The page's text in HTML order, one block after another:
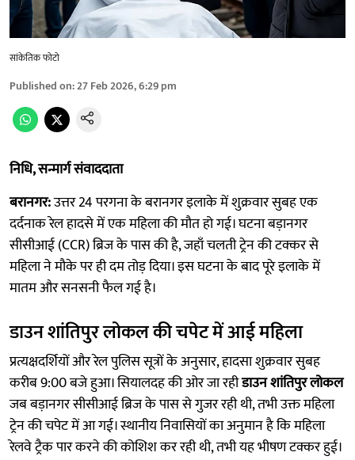
सांकेतिक फोटो
Published on:27 Feb 2026, 6:29 pm
निधि, सन्मार्ग संवाददाता
बरानगर:उत्तर 24 परगना के बरानगर इलाके में शुक्रवार सुबह एक
दर्दनाक रेल हादसे में एक महिला की मौत हो गई। घटना बड़ानगर
सीसीआई (CCR) ब्रिज के पास की है, जहाँ चलती ट्रेन की टक्कर से
महिला ने मौके पर ही दम तोड़ दिया। इस घटना के बाद पूरे इलाके में
मातम और सनसनी फैल गई है।
डाउन शांतिपुर लोकल की चपेट में आई महिला
प्रत्यक्षदर्शियों और रेल पुलिस सूत्रों के अनुसार, हादसा शुक्रवार सुबह
करीब 9:00 बजे हुआ। सियालदह की ओर जा रहीडाउन शांतिपुर लोकल
जब बड़ानगर सीसीआई ब्रिज के पास से गुजर रही थी, तभी उक्त महिला
ट्रेन की चपेट में आ गई। स्थानीय निवासियों का अनुमान है कि महिला
रेलवे ट्रैक पार करने की कोशिश कर रही थी, तभी यह भीषण टक्कर हुई।